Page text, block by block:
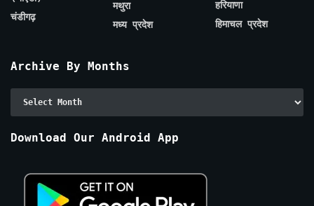
चंडीगढ़
मथुरा
मध्य प्रदेश
हरियाणा
हिमाचल प्रदेश
Archive By Months
Download Our Android App